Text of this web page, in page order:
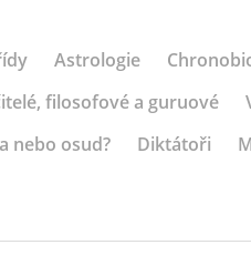
Astrologie
filosofové a guruové
nebo osud? Diktátoři